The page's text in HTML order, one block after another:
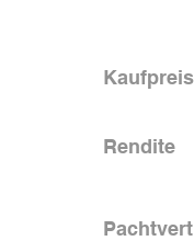
Kaufpreis
Rendite